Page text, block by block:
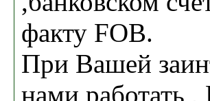
факту FOB.
При Вашей
нами работать